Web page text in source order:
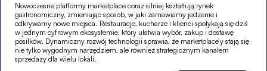
Nowoczesne platformy marketplace coraz silniej kształtują rynek
gastronomiczny, zmieniając sposób, w jaki zamawiamy jedzenie i
odkrywamy nowe miejsca. Restauracje, kucharze i klienci spotykają się dziś
w jednym cyfrowym ekosystemie, który ułatwia wybór, zakup i dostawę
posiłków. Dynamiczny rozwój technologii sprawia, że marketplace’y stają się
nie tylko wygodnym narzędziem, ale również strategicznym kanałem
sprzedaży dla wielu lokali.